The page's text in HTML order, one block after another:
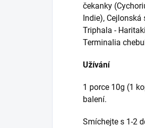
čekanky
Indie),
Triphala -
Terminalia
Užívání
1 porce 10g (1
balení.
Smíchejte s 1-2